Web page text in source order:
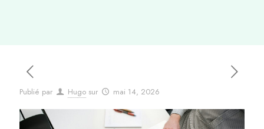
Publié par Hugo sur mai 14, 2026